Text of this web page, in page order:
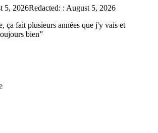
5, 2026Redacted: : August 5, 2026
ça fait plusieurs années que j'y vais et
bien”